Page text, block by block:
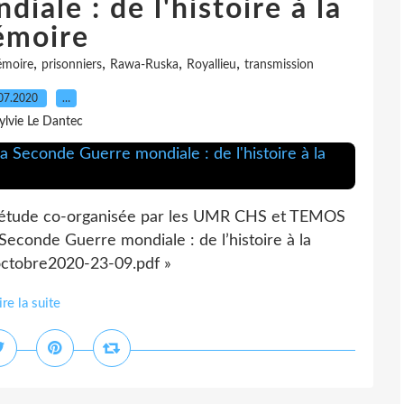
: de l'histoire à la
, prisonniers, Rawa-Ruska, Royallieu, transmission
…
Le Dantec
co-organisée par les UMR CHS et TEMOS
Guerre mondiale : de l’histoire à la
23-09.pdf »
la suite